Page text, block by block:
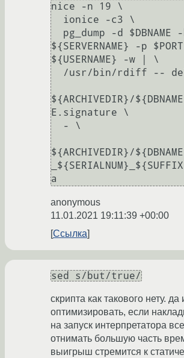
nice -n 19 \
${SERVERNAME} -p
${USERNAME} -w | \
${ARCHIVEDIR}/
E.signature \
${ARCHIVEDIR}/
anonymous
11.01.2021 19:11:39 +00:00
Ссылка
sed s/but/true/
скрипта как такового нету. да
оптимизировать, если
на запуск интерпретатора
отнимать большую часть
выигрыш стремится к